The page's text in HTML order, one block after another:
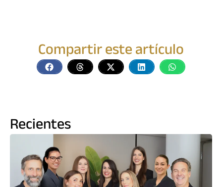
Compartir este artículo
Recientes